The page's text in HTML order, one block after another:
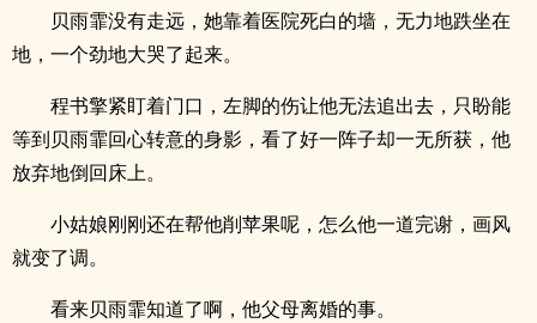
贝雨霏没有走远，她靠着医院死白的墙，无力地跌坐在
地，一个劲地大哭了起来。
程书擎紧盯着门口，左脚的伤让他无法追出去，只盼能
等到贝雨霏回心转意的身影，看了好一阵子却一无所获，他
放弃地倒回床上。
小姑娘刚刚还在帮他削苹果呢，怎么他一道完谢，画风
就变了调。
看来贝雨霏知道了啊，他父母离婚的事。